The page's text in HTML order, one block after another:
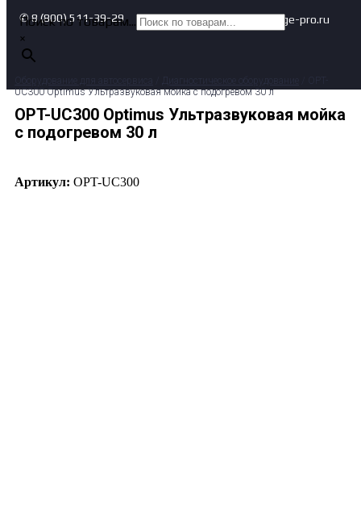
✆ 8 (800) 511-39-29 ✉ info@garage-pro.ru
Поиск по товарам...
×
UC300 Optimus Ультразвуковая мойка с подогревом 30 л
OPT-UC300 Optimus Ультразвуковая мойка
с подогревом 30 л
Артикул: OPT-UC300